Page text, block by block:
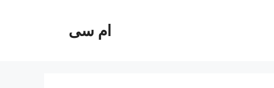
ام سی